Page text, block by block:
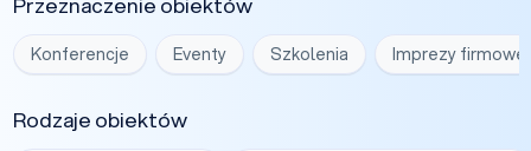
Konferencje Eventy Szkolenia Imprezy firmowe
Rodzaje obiektów